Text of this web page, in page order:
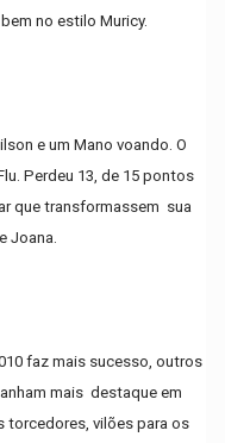
no estilo Muricy.
e um Mano voando. O
Perdeu 13, de 15 pontos
que transformassem sua
Joana.
faz mais sucesso, outros
mais destaque em
torcedores, vilões para os